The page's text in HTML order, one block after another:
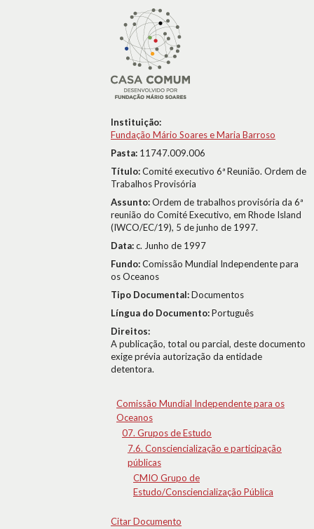
Instituição:
Fundação Mário Soares e Maria Barroso
Pasta: 11747.009.006
Título:Comité executivo 6ª Reunião. Ordem de
Trabalhos Provisória
Assunto:Ordem de trabalhos provisória da 6ª
reunião do Comité Executivo, em Rhode Island
(IWCO/EC/19), 5 de junho de 1997.
Data:c. Junho de 1997
Fundo:Comissão Mundial Independente para
os Oceanos
Tipo Documental:Documentos
Língua do Documento:Português
Direitos:
A publicação, total ou parcial, deste documento
exige prévia autorização da entidade
detentora.
Comissão Mundial Independente para os
Oceanos
07. Grupos de Estudo
7.6. Consciencialização e participação
públicas
CMIO Grupo de
Estudo/Consciencialização Pública
Citar Documento